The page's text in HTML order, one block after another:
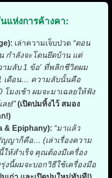
นแห่งการค้างคา:
เล่าความเจ็บปวด “ตอน
กำลังจะโดนยึดบ้าน แต่
ามลับ 1 ข้อ’ ที่พลิกชีวิตผม
เดือน… ความลับนั้นคือ
โมงเช้า ผมจะมาเฉลยให้ฟัง
ย!” (เปิดปมทิ้งไว้ สมอง
!)
& Epiphany): “มาแล้ว
ญาก็คือ… (เล่าเรื่องความ
ให้สำเร็จ คุณต้องมีเครื่อง
นี้ผมจะบอกวิธีใช้เครื่องมือ